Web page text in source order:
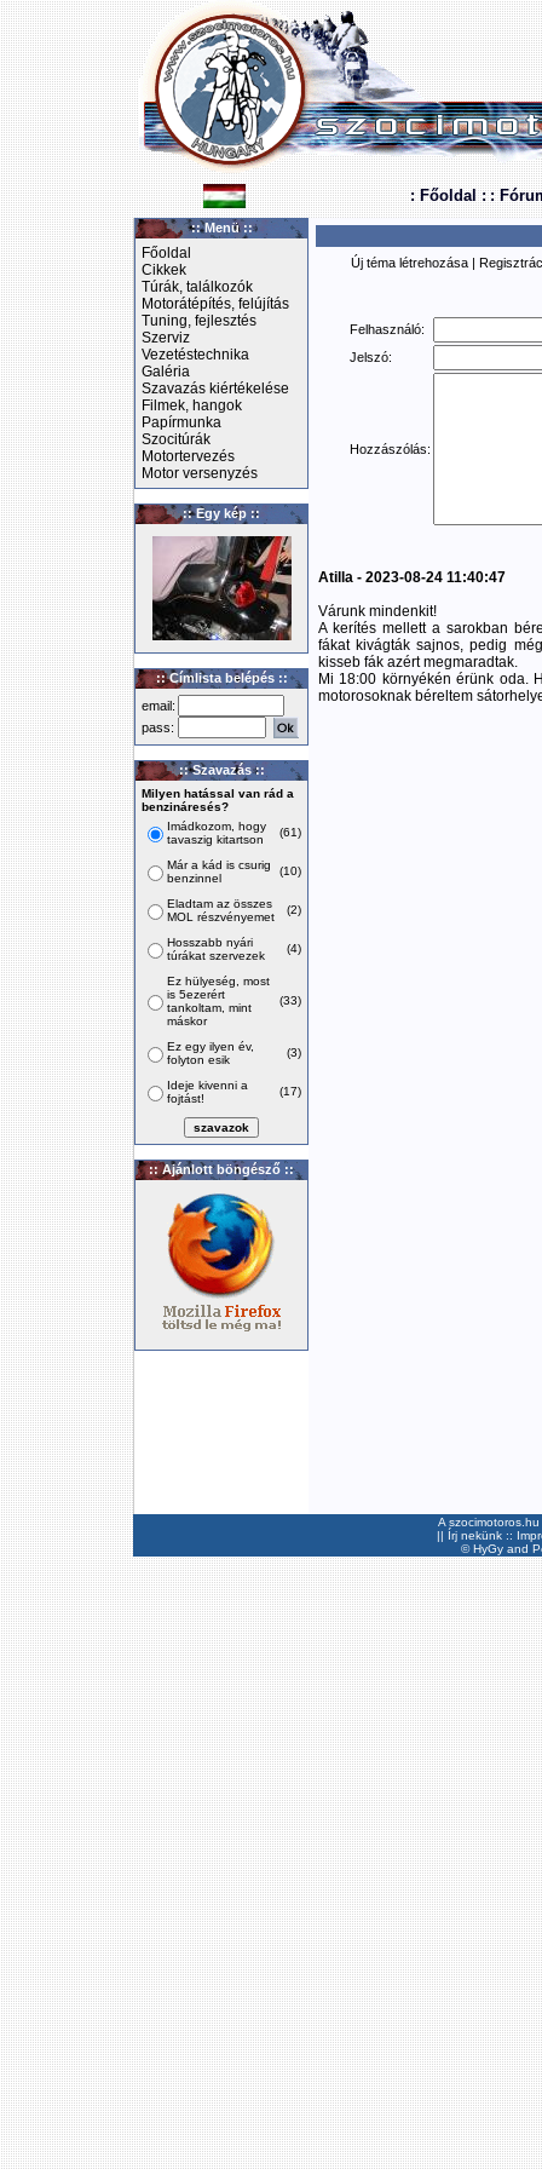
: Főoldal : :
:: Menü ::
Főoldal
Cikkek
Túrák, találkozók
Motorátépítés, felújítás
Tuning, fejlesztés
Szerviz
Vezetéstechnika
Galéria
Szavazás kiértékelése
Filmek, hangok
Papírmunka
Szocitúrák
Motortervezés
Motor versenyzés
:: Egy kép ::
:: Címlista belépés ::
email:
pass:
:: Szavazás ::
Milyen hatással van rád a
benzináresés?
Imádkozom, hogy
tavaszig kitartson
(61)
Már a kád is csurig
benzinnel
(10)
Eladtam az összes
MOL részvényemet
(2)
Hosszabb nyári
túrákat szervezek
(4)
Ez hülyeség, most
is 5ezerért
tankoltam, mint
máskor
(33)
Ez egy ilyen év,
folyton esik
(3)
Ideje kivenni a
fojtást!
(17)
:: Ajánlott böngésző ::
Új téma létrehozása |
Felhasználó:
Jelszó:
Hozzászólás:
Atilla - 2023-08-24 11:40:47
Várunk mindenkit!
A kerítés mellett a sarokban
fákat kivágták sajnos, pedig
kisseb fák azért megmaradtak.
Mi 18:00 környékén érünk oda.
motorosoknak béreltem
A
|| Írj nekünk ::
©HyGyand